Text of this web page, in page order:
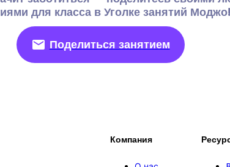
для класса в Уголке занятий Моджо!
Поделиться занятием
Компания